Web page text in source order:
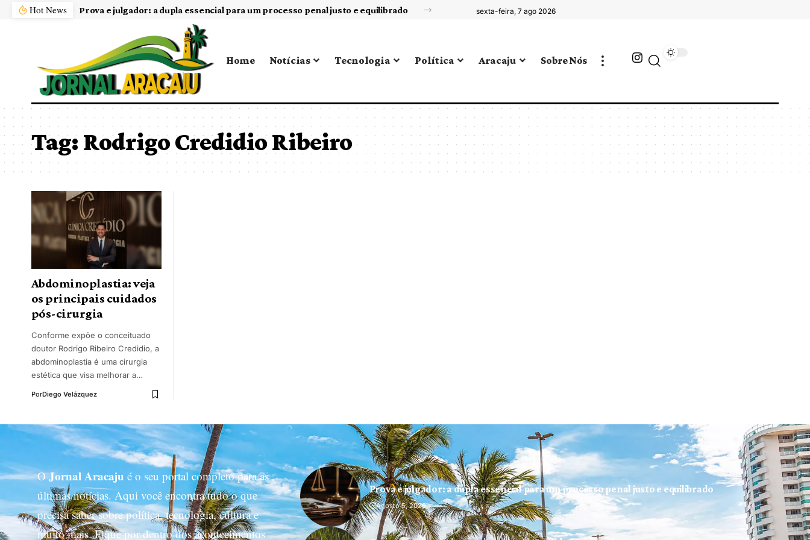
Hot News Prova e julgador: a dupla essencial para um processo penal justo e equilibrado sexta-feira, 7 ago 2026
Home Notícias Tecnologia Política Aracaju Sobre Nós
Tag: Rodrigo Credidio Ribeiro
Abdominoplastia: veja
os principais cuidados
pós-cirurgia
Conforme expõe o conceituado
doutor Rodrigo Ribeiro Credidio, a
abdominoplastia é uma cirurgia
estética que visa melhorar a…
PorDiego Velázquez
OJornal Aracaju é o seu portal completo para as
últimas notícias. Aqui você encontra tudo o que
precisa saber sobre política, tecnologia, cultura e
muito mais. Fique por dentro dos acontecimentos
Prova e julgador: a dupla essencial para um processo penal justo e equilibrado
Agosto 5, 2026